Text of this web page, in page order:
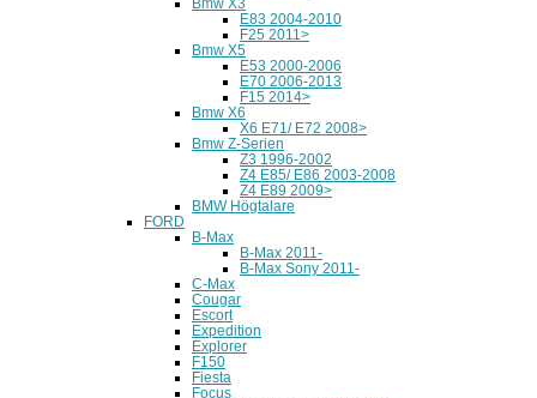
E83 2004-2010
F25 2011>
Bmw X5
E53 2000-2006
E70 2006-2013
F15 2014>
Bmw X6
X6 E71/ E72 2008>
Bmw Z-Serien
Z3 1996-2002
Z4 E85/ E86 2003-2008
Z4 E89 2009>
BMW Högtalare
FORD
B-Max
B-Max 2011-
B-Max Sony 2011-
C-Max
Cougar
Escort
Expedition
Explorer
F150
Fiesta
Focus